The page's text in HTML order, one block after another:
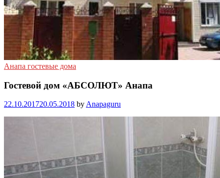
Анапа гостевые дома
Гостевой дом «АБСОЛЮТ» Анапа
22.10.201720.05.2018 by Anapaguru